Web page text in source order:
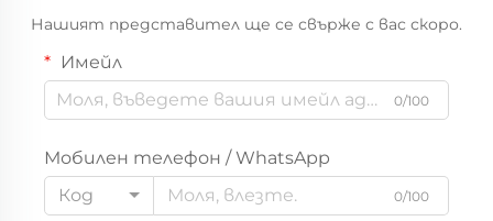
Нашият представител ще се свърже с вас скоро.
Имейл
0/100
Мобилен телефон / WhatsApp
Код
0/100